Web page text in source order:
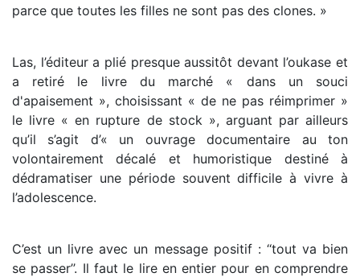
parce que toutes les filles ne sont pas des clones. »
Las, l’éditeur a plié presque aussitôt devant l’oukase et
a retiré le livre du marché « dans un souci
d'apaisement », choisissant « de ne pas réimprimer »
le livre « en rupture de stock », arguant par ailleurs
qu’il s’agit d’« un ouvrage documentaire au ton
volontairement décalé et humoristique destiné à
dédramatiser une période souvent difficile à vivre à
l’adolescence.
C’est un livre avec un message positif : ‘‘tout va bien
se passer’’. Il faut le lire en entier pour en comprendre